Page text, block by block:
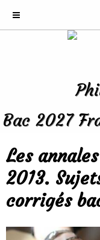
Bac 2027
Les
2013.
corrigés